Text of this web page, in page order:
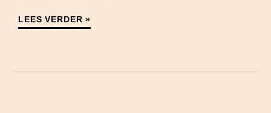
LEES VERDER »